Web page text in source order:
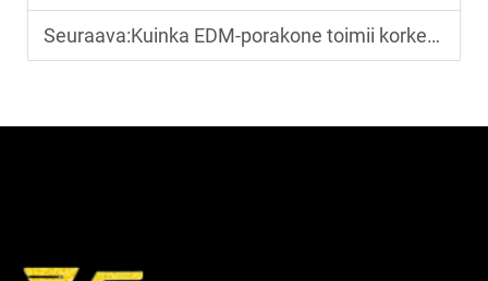
Seuraava:Kuinka EDM-porakone toimii korkean tarkkuuden tehtävissä?